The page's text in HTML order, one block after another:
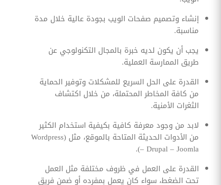
إنشاء وتصميم صفحات الويب بجودة عالية خلال مدة
مناسبة.
يجب أن يكون لديه خبرة بالمجال التكنولوجي عن
طريق الممارسة العملية.
القدرة على الحل السريع للمشكلات وتوفير الحماية
من كافة المخاطر المحتملة، من خلال اكتشاف
الثغرات الأمنية.
لابد من وجود معرفة كافية بكيفية استخدام الكثير
من الأدوات الحديثة المتاحة بالموقع، مثل (Wordpress
– Drupal – Joomla).
القدرة على العمل في ظروف مختلفة مثل العمل
تحت الضغط، سواء كان يعمل بمفرده أو ضمن فريق